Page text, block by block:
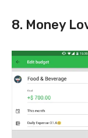
8. Money